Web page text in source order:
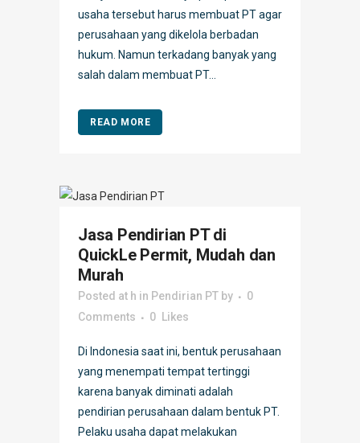
usaha tersebut harus membuat PT agar
perusahaan yang dikelola berbadan
hukum. Namun terkadang banyak yang
salah dalam membuat PT...
READ MORE
Jasa Pendirian PT di
QuickLe Permit, Mudah dan
Murah
Posted at h in Pendirian PT by
0
Comments
0 Likes
Di Indonesia saat ini, bentuk perusahaan
yang menempati tempat tertinggi
karena banyak diminati adalah
pendirian perusahaan dalam bentuk PT.
Pelaku usaha dapat melakukan